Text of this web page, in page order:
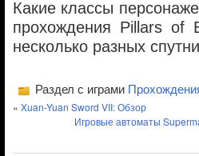
Какие классы
прохождения Pillars of
несколько разных
Раздел с играми
« Xuan-Yuan Sword VII: Обзор
Игровые автоматы